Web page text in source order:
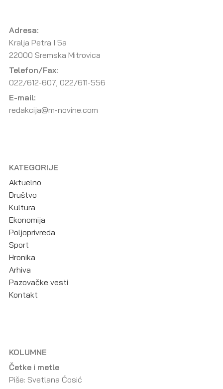
Adresa:
Kralja Petra I 5a
22000 Sremska Mitrovica
Telefon/Fax:
022/612-607, 022/611-556
E-mail:
redakcija@m-novine.com
KATEGORIJE
Aktuelno
Društvo
Kultura
Ekonomija
Poljoprivreda
Sport
Hronika
Arhiva
Pazovačke vesti
Kontakt
KOLUMNE
Četke i metle
Piše: Svetlana Ćosić